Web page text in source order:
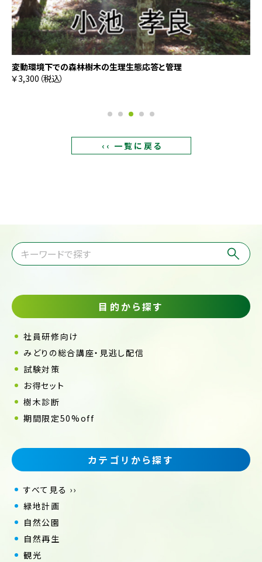
目的から探す
社員研修向け
みどりの総合講座・見逃し配信
試験対策
お得セット
樹木診断
期間限定50%off
カテゴリから探す
すべて見る ››
緑地計画
自然公園
自然再生
観光
変動環境下での森林樹木の生理生態応答と管理
￥3,300（税込）
‹‹ 一覧に戻る